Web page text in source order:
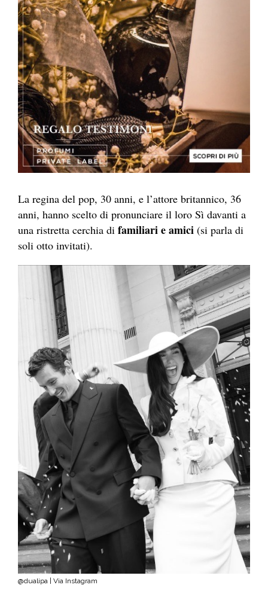
La regina del pop, 30 anni, e l’attore britannico, 36
anni, hanno scelto di pronunciare il loro Sì davanti a
una ristretta cerchia di familiari e amici (si parla di
soli otto invitati).
@dualipa | Via Instagram